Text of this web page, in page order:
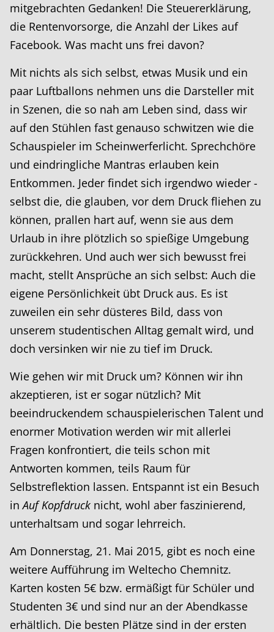
mitgebrachten Gedanken! Die Steuererklärung,
die Rentenvorsorge, die Anzahl der Likes auf
Facebook. Was macht uns frei davon?
Mit nichts als sich selbst, etwas Musik und ein
paar Luftballons nehmen uns die Darsteller mit
in Szenen, die so nah am Leben sind, dass wir
auf den Stühlen fast genauso schwitzen wie die
Schauspieler im Scheinwerferlicht. Sprechchöre
und eindringliche Mantras erlauben kein
Entkommen. Jeder findet sich irgendwo wieder -
selbst die, die glauben, vor dem Druck fliehen zu
können, prallen hart auf, wenn sie aus dem
Urlaub in ihre plötzlich so spießige Umgebung
zurückkehren. Und auch wer sich bewusst frei
macht, stellt Ansprüche an sich selbst: Auch die
eigene Persönlichkeit übt Druck aus. Es ist
zuweilen ein sehr düsteres Bild, dass von
unserem studentischen Alltag gemalt wird, und
doch versinken wir nie zu tief im Druck.
Wie gehen wir mit Druck um? Können wir ihn
akzeptieren, ist er sogar nützlich? Mit
beeindruckendem schauspielerischen Talent und
enormer Motivation werden wir mit allerlei
Fragen konfrontiert, die teils schon mit
Antworten kommen, teils Raum für
Selbstreflektion lassen. Entspannt ist ein Besuch
inAuf Kopfdruck nicht, wohl aber faszinierend,
unterhaltsam und sogar lehrreich.
Am Donnerstag, 21. Mai 2015, gibt es noch eine
weitere Aufführung im Weltecho Chemnitz.
Karten kosten 5€ bzw. ermäßigt für Schüler und
Studenten 3€ und sind nur an der Abendkasse
erhältlich. Die besten Plätze sind in der ersten